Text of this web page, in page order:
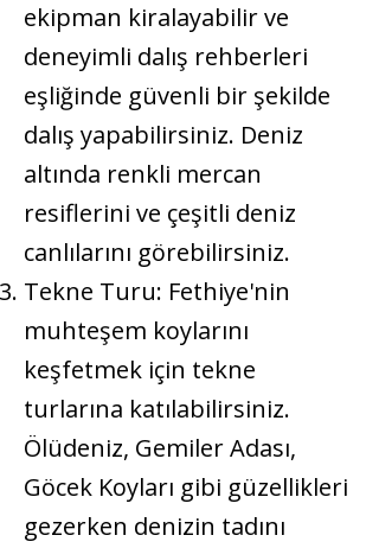
ekipman kiralayabilir ve
deneyimli dalış rehberleri
eşliğinde güvenli bir şekilde
dalış yapabilirsiniz. Deniz
altında renkli mercan
resiflerini ve çeşitli deniz
canlılarını görebilirsiniz.
Tekne Turu: Fethiye'nin
muhteşem koylarını
keşfetmek için tekne
turlarına katılabilirsiniz.
Ölüdeniz, Gemiler Adası,
Göcek Koyları gibi güzellikleri
gezerken denizin tadını